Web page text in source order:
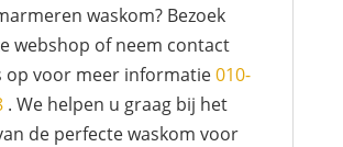
waskom? Bezoek
webshop of neem contact
op voor meer informatie010-
. We helpen u graag bij het
de perfecte waskom voor